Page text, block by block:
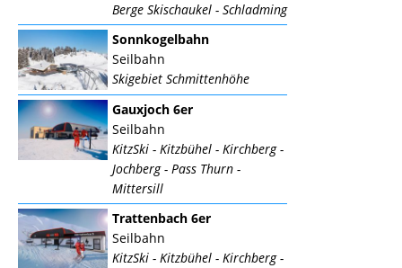
Berge Skischaukel - Schladming
Sonnkogelbahn
Seilbahn
Skigebiet Schmittenhöhe
Gauxjoch 6er
Seilbahn
KitzSki - Kitzbühel - Kirchberg -
Jochberg - Pass Thurn -
Mittersill
Trattenbach 6er
Seilbahn
KitzSki - Kitzbühel - Kirchberg -